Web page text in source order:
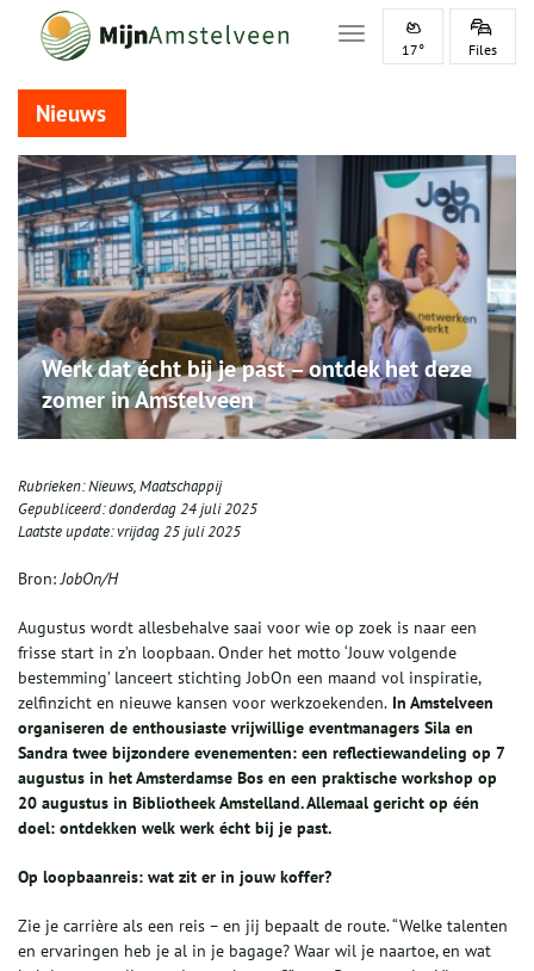
Toggle navigation
17° Files
Nieuws
Werk dat écht bij je past – ontdek het deze
zomer in Amstelveen
Rubrieken:Nieuws,Maatschappij
Gepubliceerd:donderdag 24 juli 2025
Laatste update:vrijdag 25 juli 2025
Bron:JobOn/H
Augustus wordt allesbehalve saai voor wie op zoek is naar een
frisse start in z’n loopbaan. Onder het motto ‘Jouw volgende
bestemming’ lanceert stichting JobOn een maand vol inspiratie,
zelfinzicht en nieuwe kansen voor werkzoekenden. In Amstelveen
organiseren de enthousiaste vrijwillige eventmanagers Sila en
Sandra twee bijzondere evenementen: een reflectiewandeling op 7
augustus in het Amsterdamse Bos en een praktische workshop op
20 augustus in Bibliotheek Amstelland. Allemaal gericht op één
doel: ontdekken welk werk écht bij je past.
Op loopbaanreis: wat zit er in jouw koffer?
Zie je carrière als een reis – en jij bepaalt de route. “Welke talenten
en ervaringen heb je al in je bagage? Waar wil je naartoe, en wat